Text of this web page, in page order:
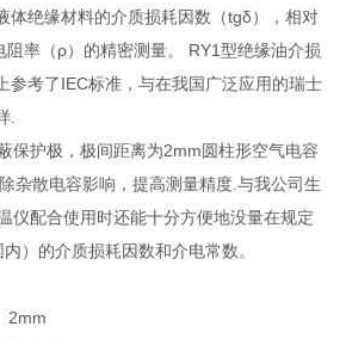
体绝缘材料的介质损耗因数（tgδ），相对
阻率（ρ）的精密测量。 RY1型绝缘油介损
参考了IEC标准，与在我国广泛应用的瑞士
.
保护极，极间距离为2mm圆柱形空气电容
杂散电容影响，提高测量精度.与我公司生
仪配合使用时还能十分方便地没量在规定
）的介质损耗因数和介电常数。